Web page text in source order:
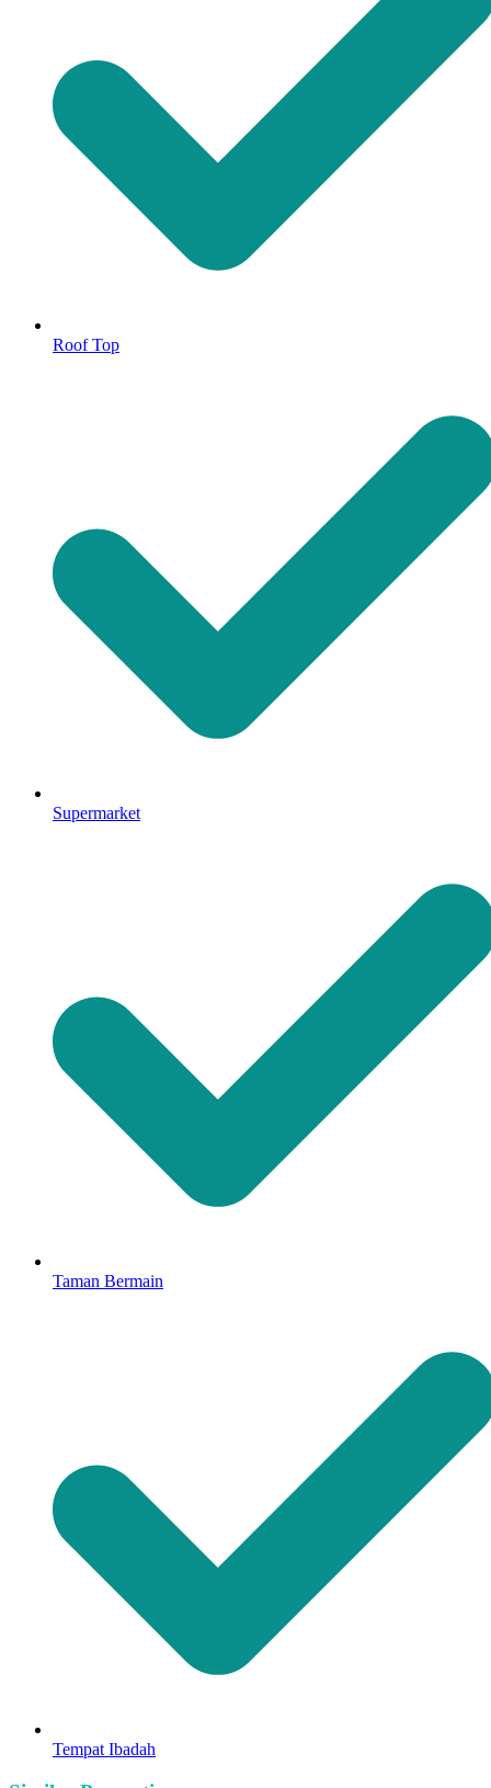
Roof Top
Supermarket
Taman Bermain
Tempat Ibadah